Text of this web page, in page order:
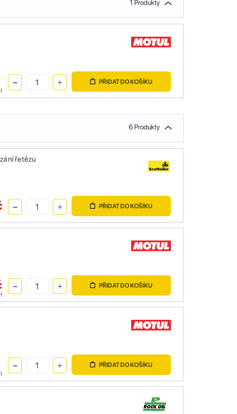
1 Produkty
PŘIDAT DO KOŠÍKU
6 Produkty
řetězu
PŘIDAT DO KOŠÍKU
PŘIDAT DO KOŠÍKU
PŘIDAT DO KOŠÍKU